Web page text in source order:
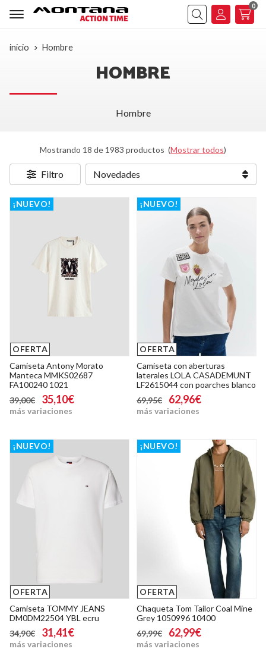
Buscar
0
inicio Hombre
HOMBRE
Hombre
Mostrando 18 de 1983 productos (Mostrar todos)
Filtro
OFERTA
¡NUEVO!
Camiseta Antony Morato
Manteca MMKS02687
FA100240 1021
39,00€
35,10€
más variaciones
OFERTA
¡NUEVO!
Camiseta con aberturas
laterales LOLA CASADEMUNT
LF2615044 con poarches blanco
69,95€
62,96€
más variaciones
OFERTA
¡NUEVO!
Camiseta TOMMY JEANS
DM0DM22504 YBL ecru
34,90€
31,41€
más variaciones
OFERTA
¡NUEVO!
Chaqueta Tom Tailor Coal Mine
Grey 1050996 10400
69,99€
62,99€
más variaciones